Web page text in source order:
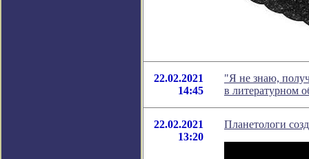
22.02.2021
14:45
"Я не знаю,
в литературном
22.02.2021
13:20
Планетологи